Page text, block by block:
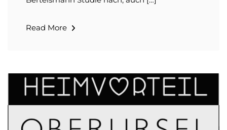
Read More